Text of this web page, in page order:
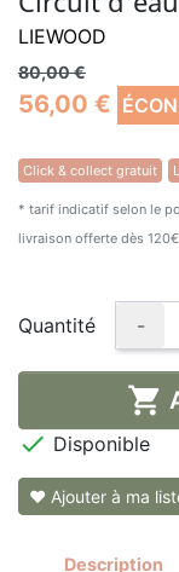
LIEWOOD
80,00 €
56,00 €
Click & collect gratuit
* tarif indicatif selon le
livraison offerte dès 120€
Quantité -

 Disponible
❤ Ajouter à ma
Description